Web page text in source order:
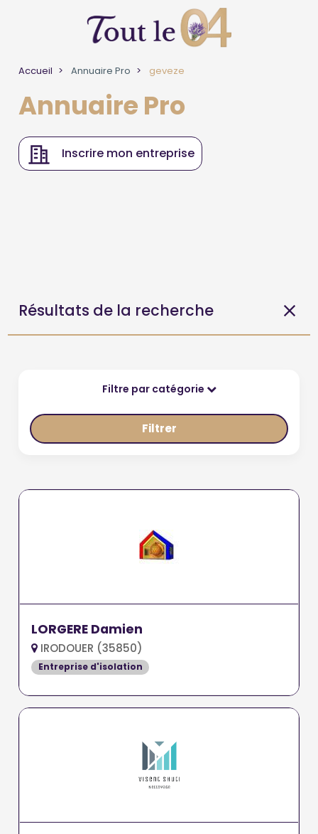
Accueil Annuaire Pro geveze
Annuaire Pro
Inscrire mon entreprise
Résultats de la recherche
Filtre par catégorie
Filtrer
LORGERE Damien
IRODOUER (35850)
Entreprise d'isolation